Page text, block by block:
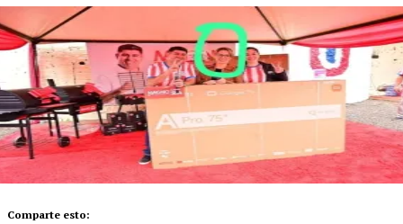
Comparte esto: